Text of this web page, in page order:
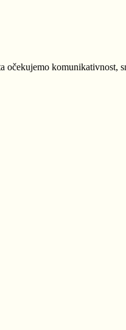
komunikativnost,